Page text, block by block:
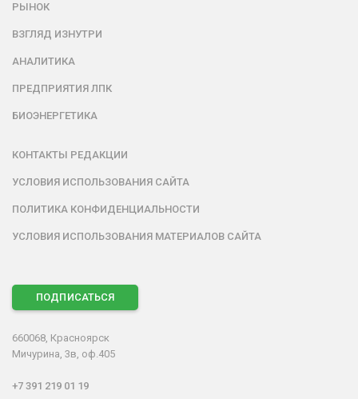
РЫНОК
ВЗГЛЯД ИЗНУТРИ
АНАЛИТИКА
ПРЕДПРИЯТИЯ ЛПК
БИОЭНЕРГЕТИКА
КОНТАКТЫ РЕДАКЦИИ
УСЛОВИЯ ИСПОЛЬЗОВАНИЯ САЙТА
ПОЛИТИКА КОНФИДЕНЦИАЛЬНОСТИ
УСЛОВИЯ ИСПОЛЬЗОВАНИЯ МАТЕРИАЛОВ САЙТА
ПОДПИСАТЬСЯ
660068, Красноярск
Мичурина, 3в, оф.405
+7 391 219 01 19